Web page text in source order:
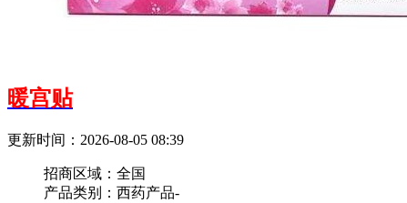
暖宫贴
更新时间：2026-08-05 08:39
招商区域： 全国
产品类别： 西药产品-